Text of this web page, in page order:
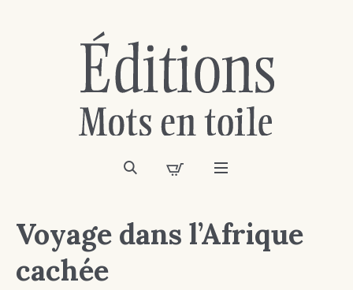
Voyage dans l’Afrique
cachée